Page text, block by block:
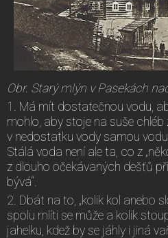
Obr. Starý mlýn v Pasekách
1. Má mít dostatečnou vodu,
mohlo, aby stoje na suše
v nedostatku vody samou vodu
Stálá voda není ale ta, co z
z dlouho očekávaných dešťů
bývá“.
2. Dbát na to, „kolik kol anebo
spolu mlíti se může a kolik
jahelku, kdež by se jáhly i jiná